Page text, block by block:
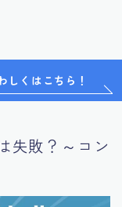
しくはこちら！
失敗？～コン